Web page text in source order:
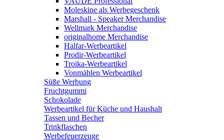
Moleskine als Werbegeschenk
Marshall - Speaker Merchandise
Wellmark Merchandise
originalhome Merchandise
Halfar-Werbeartikel
Prodir-Werbeartikel
Troika-Werbeartikel
Vonmählen Werbeartikel
Süße Werbung
Fruchtgummi
Schokolade
Werbeartikel für Küche und Haushalt
Tassen und Becher
Trinkflaschen
Werbefeuerzeuge